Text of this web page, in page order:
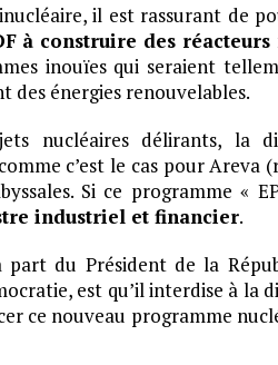
il est rassurant de
à construire des
inouïes qui seraient
des énergies renouvelables.
nucléaires délirants, la
c’est le cas pour Areva
Si ce programme «
industriel et financier.
du Président de la
est qu’il interdise à la
ce nouveau programme